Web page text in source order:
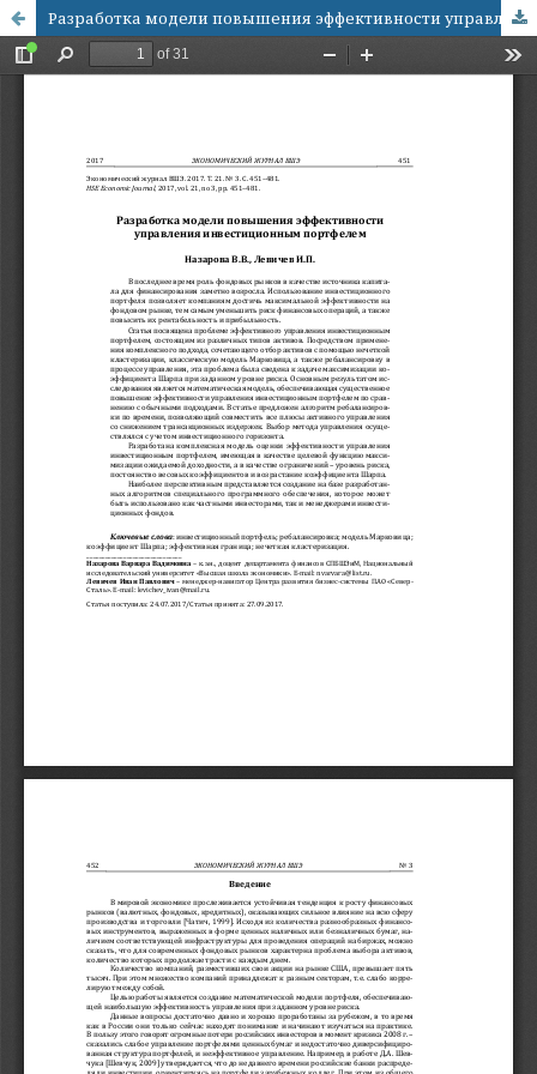
Разработка модели повышения эффективности управления инвестиционным портфелем